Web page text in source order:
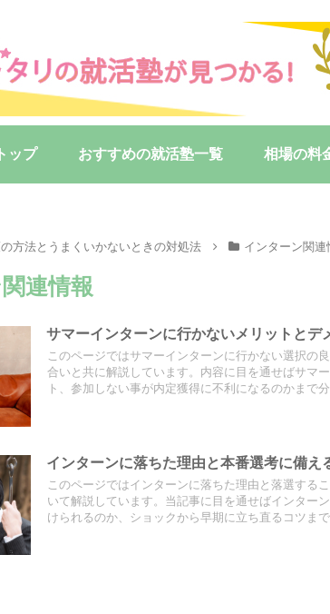
トップ おすすめの就活塾一覧 相場の料
方法とうまくいかないときの対処法 インターン関連
連情報
サマーインターンに行かないメリットとデ
このページではサマーインターンに行かない選択の
合いと共に解説しています。内容に目を通せばサマ
ト、参加しない事が内定獲得に不利になるのかまで分
インターンに落ちた理由と本番選考に備え
このページではインターンに落ちた理由と落選する
いて解説しています。当記事に目を通せばインター
けられるのか、ショックから早期に立ち直るコツまで